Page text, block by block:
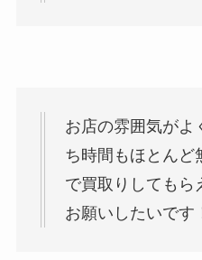
お店の雰囲気がよ
ち時間もほとんど
で買取りしてもら
お願いしたいです